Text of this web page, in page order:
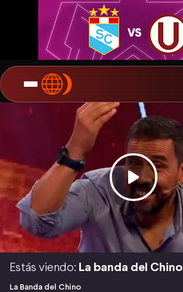
Estás viendo: La banda del Chino
La Banda del Chino